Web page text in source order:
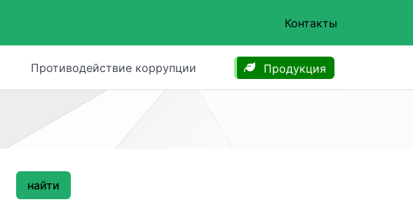
Контакты
Противодействие коррупции Продукция
найти